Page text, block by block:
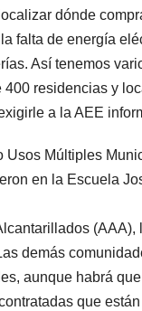
dónde
falta de energía
Así tenemos
residencias y
a la AEE
Múltiples
en la Escuela
demás
aunque habrá
que